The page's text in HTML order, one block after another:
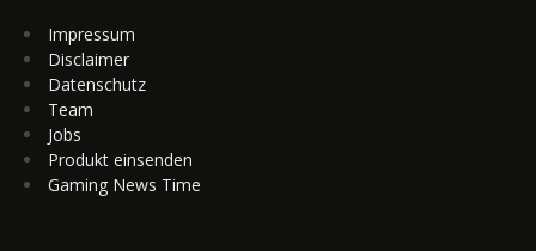
Impressum
Disclaimer
Datenschutz
Team
Jobs
Produkt einsenden
Gaming News Time